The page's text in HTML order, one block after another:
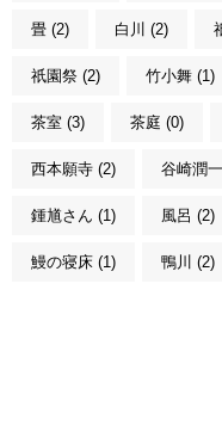
畳 (2) 白川 (2)
祇園祭 (2) 竹小舞 (1)
茶室 (3) 茶庭 (0)
西本願寺 (2) 谷崎潤
鍾馗さん (1) 風呂 (2)
鰻の寝床 (1) 鴨川 (2)